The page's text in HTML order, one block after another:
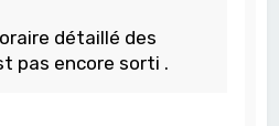
détaillé des
pas encore sorti .